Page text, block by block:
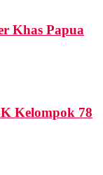
Khas Papua
Kelompok 78